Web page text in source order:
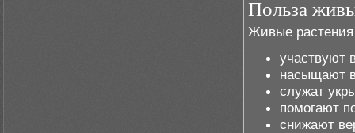
Польза
Живые
участвуют
насыщают
служат
помогают
снижают